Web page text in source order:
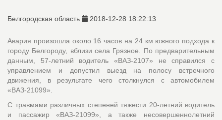
Белгородская область 2018-12-28 18:22:13
Авария произошла около 16 часов на 24 км южного подхода к
городу Белгороду, вблизи села Грязное. По предварительным
данным, 57-летний водитель «ВАЗ-2107» не справился с
управлением и допустил выезд на полосу встречного
движения, в результате чего столкнулся с автомобилем
«ВАЗ-21099».
С травмами различных степеней тяжести 20-летний водитель
и пассажир «ВАЗ-21099», а также несовершеннолетний